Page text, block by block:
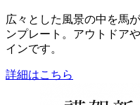
広々とした風景の中を馬
ンプレート。アウトドア
インです。
詳細はこちら